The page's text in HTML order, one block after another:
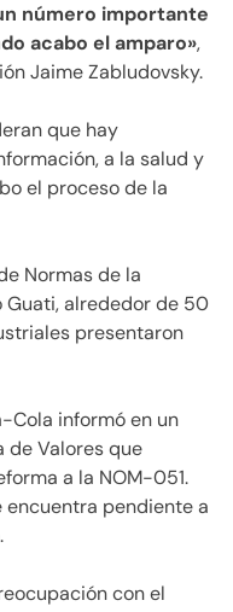
número importante
acabo el amparo»,
Jaime Zabludovsky.
que hay
a la salud y
el proceso de la
Normas de la
Guati, alrededor de 50
presentaron
Cola informó en un
de Valores que
a la NOM-051.
encuentra pendiente a
con el